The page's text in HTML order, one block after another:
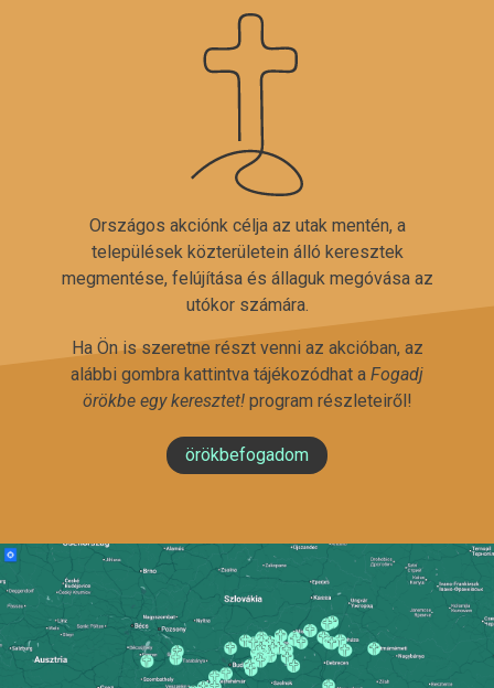
Országos akciónk célja az utak mentén, a
települések közterületein álló keresztek
megmentése, felújítása és állaguk megóvása az
utókor számára.
Ha Ön is szeretne részt venni az akcióban, az
alábbi gombra kattintva tájékozódhat a Fogadj
örökbe egy keresztet!program részleteiről!
örökbefogadom